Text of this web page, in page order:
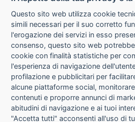
CHI SIAMO
CONTATTI
CONDIZIONI DI
Questo sito web utilizza cookie
simili necessari per il suo corretto
l'erogazione dei servizi in esso
consenso, questo sito web
cookie con finalità statistiche per
l'esperienza di navigazione
profilazione e pubblicitari per
alcune piattaforme social,
contenuti e proporre annunci di
abitudini di navigazione e ai tuoi
"Accetta tutti" acconsenti all'uso di